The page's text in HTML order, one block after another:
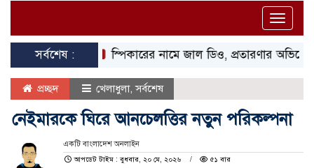
Toggle
সর্বশেষ :স্পিকারের নামে জাল ডিও, প্রতারণার অভিযোগে
প্রচ্ছদ খেলাধুলা,সর্বশেষ
নেইমারকে ঘিরে আনচেলত্তির নতুন পরিকল্পনা
একটি বাংলাদেশ অনলাইন
আপডেট টাইম : বুধবার, ২০ মে, ২০২৬
৫১ বার